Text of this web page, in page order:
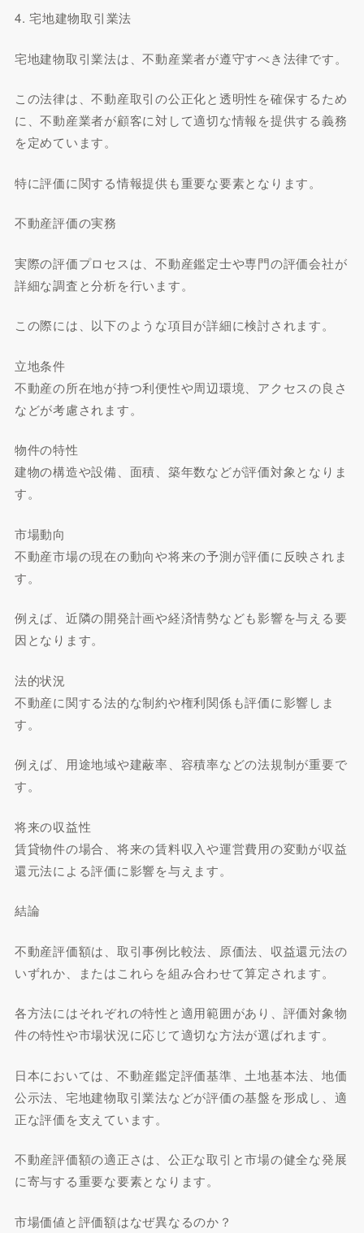
4. 宅地建物取引業法
宅地建物取引業法は、不動産業者が遵守すべき法律です。
この法律は、不動産取引の公正化と透明性を確保するため
に、不動産業者が顧客に対して適切な情報を提供する義務
を定めています。
特に評価に関する情報提供も重要な要素となります。
不動産評価の実務
実際の評価プロセスは、不動産鑑定士や専門の評価会社が
詳細な調査と分析を行います。
この際には、以下のような項目が詳細に検討されます。
立地条件
不動産の所在地が持つ利便性や周辺環境、アクセスの良さ
などが考慮されます。
物件の特性
建物の構造や設備、面積、築年数などが評価対象となりま
す。
市場動向
不動産市場の現在の動向や将来の予測が評価に反映されま
す。
例えば、近隣の開発計画や経済情勢なども影響を与える要
因となります。
法的状況
不動産に関する法的な制約や権利関係も評価に影響しま
す。
例えば、用途地域や建蔽率、容積率などの法規制が重要で
す。
将来の収益性
賃貸物件の場合、将来の賃料収入や運営費用の変動が収益
還元法による評価に影響を与えます。
結論
不動産評価額は、取引事例比較法、原価法、収益還元法の
いずれか、またはこれらを組み合わせて算定されます。
各方法にはそれぞれの特性と適用範囲があり、評価対象物
件の特性や市場状況に応じて適切な方法が選ばれます。
日本においては、不動産鑑定評価基準、土地基本法、地価
公示法、宅地建物取引業法などが評価の基盤を形成し、適
正な評価を支えています。
不動産評価額の適正さは、公正な取引と市場の健全な発展
に寄与する重要な要素となります。
市場価値と評価額はなぜ異なるのか？